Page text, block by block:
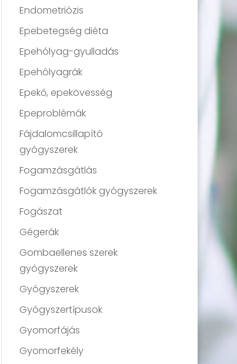
Endometriózis
Epebetegség diéta
Epehólyag-gyulladás
Epehólyagrák
Epekő, epekövesség
Epeproblémák
Fájdalomcsillapító
gyógyszerek
Fogamzásgátlás
Fogamzásgátlók gyógyszerek
Fogászat
Gégerák
Gombaellenes szerek
gyógyszerek
Gyógyszerek
Gyógyszertípusok
Gyomorfájás
Gyomorfekély